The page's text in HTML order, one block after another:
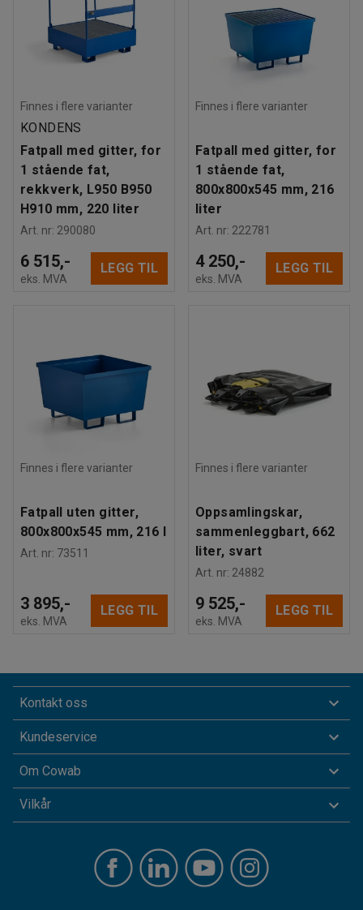
Finnes i flere varianter
KONDENS
Fatpall med gitter, for
1 stående fat,
rekkverk, L950 B950
H910 mm, 220 liter
Art. nr: 290080
6 515,-
eks. MVA
LEGG TIL
Finnes i flere varianter
Fatpall med gitter, for
1 stående fat,
800x800x545 mm, 216
liter
Art. nr: 222781
4 250,-
eks. MVA
LEGG TIL
Finnes i flere varianter
Fatpall uten gitter,
800x800x545 mm, 216 l
Art. nr: 73511
3 895,-
eks. MVA
LEGG TIL
Finnes i flere varianter
Oppsamlingskar,
sammenleggbart, 662
liter, svart
Art. nr: 24882
9 525,-
eks. MVA
LEGG TIL
Kontakt oss
Kundeservice
Om Cowab
Vilkår